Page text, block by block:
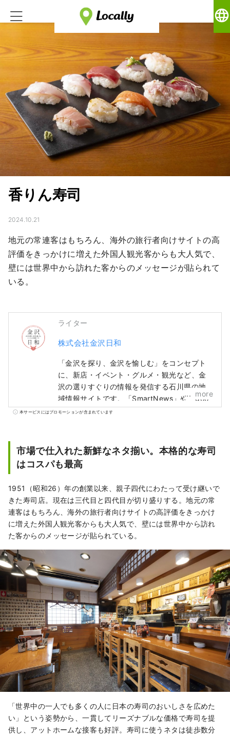
language
香りん寿司
2024.10.21
地元の常連客はもちろん、海外の旅行者向けサイトの高
評価をきっかけに増えた外国人観光客からも大人気で、
壁には世界中から訪れた客からのメッセージが貼られて
いる。
ライター
株式会社金沢日和
「金沢を探り、金沢を愉しむ」をコンセプト
に、新店・イベント・グルメ・観光など、金
沢の選りすぐりの情報を発信する石川県の地
域情報サイトです。「SmartNews」や「goo
ニュース」といった国内メディアの他、中
ています。
more
本サービスにはプロモーションが含まれています
市場で仕入れた新鮮なネタ揃い。本格的な寿司
はコスパも最高
1951（昭和26）年の創業以来、親子四代にわたって受け継いで
きた寿司店。現在は三代目と四代目が切り盛りする。地元の常
連客はもちろん、海外の旅行者向けサイトの高評価をきっかけ
に増えた外国人観光客からも大人気で、壁には世界中から訪れ
た客からのメッセージが貼られている。
「世界中の一人でも多くの人に日本の寿司のおいしさを広めた
い」という姿勢から、一貫してリーズナブルな価格で寿司を提
供し、アットホームな接客も好評。寿司に使うネタは徒歩数分